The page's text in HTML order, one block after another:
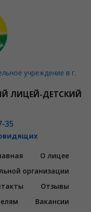
учреждение в г.
ЛИЦЕЙ-ДЕТСКИЙ
35
О лицее
организации
Отзывы
Вакансии